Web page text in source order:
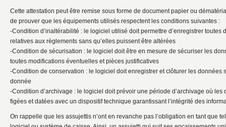
Cette attestation peut être remise sous forme de document papier ou
de prouver que les équipements utilisés respectent les conditions suivantes :
-Condition d’inaltérabilité : le logiciel utilisé doit permettre d’enregistrer toutes
relatives aux règlements sans qu’elles puissent être altérées
-Condition de sécurisation : le logiciel doit être en mesure de sécuriser les
toutes modifications éventuelles et pièces justificatives
-Condition de conservation : le logiciel doit enregistrer et clôturer les données
donnée
-Condition d’archivage : le logiciel doit prévoir une période d’archivage où les
figées et datées avec un dispositif technique garantissant l’intégrité des
On rappelle que les assujettis n’ont en revanche pas l’obligation en tant que